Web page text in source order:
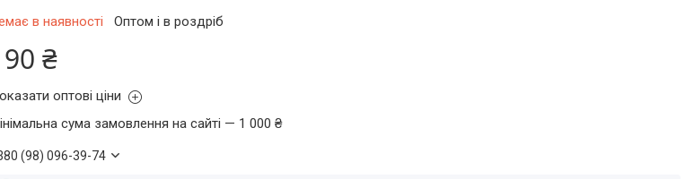
в наявності Оптом і в роздріб
₴
оптові ціни
сума замовлення на сайті — 1 000 ₴
(98) 096-39-74